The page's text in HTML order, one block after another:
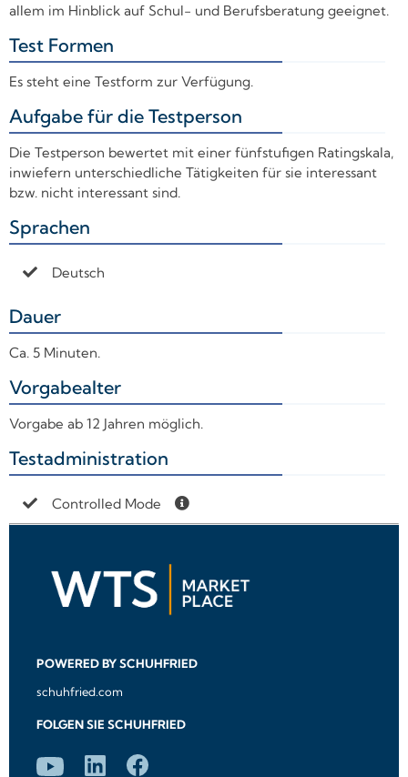
allem im Hinblick auf Schul- und Berufsberatung geeignet.
Test Formen
Es steht eine Testform zur Verfügung.
Aufgabe für die Testperson
Die Testperson bewertet mit einer fünfstufigen Ratingskala,
inwiefern unterschiedliche Tätigkeiten für sie interessant
bzw. nicht interessant sind.
Sprachen
Deutsch
Dauer
Ca. 5 Minuten.
Vorgabealter
Vorgabe ab 12 Jahren möglich.
Testadministration
Controlled Mode
POWERED BY SCHUHFRIED
schuhfried.com
FOLGEN SIE SCHUHFRIED